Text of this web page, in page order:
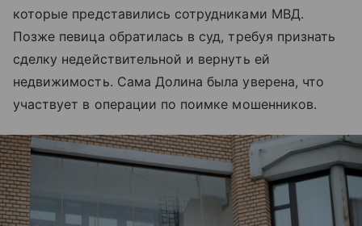
которые представились сотрудниками МВД.
Позже певица обратилась в суд, требуя признать
сделку недействительной и вернуть ей
недвижимость. Сама Долина была уверена, что
участвует в операции по поимке мошенников.